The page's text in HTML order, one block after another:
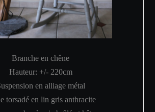
Branche en chêne
Hauteur: +/- 220cm
en alliage métal
torsadé en lin gris anthracite